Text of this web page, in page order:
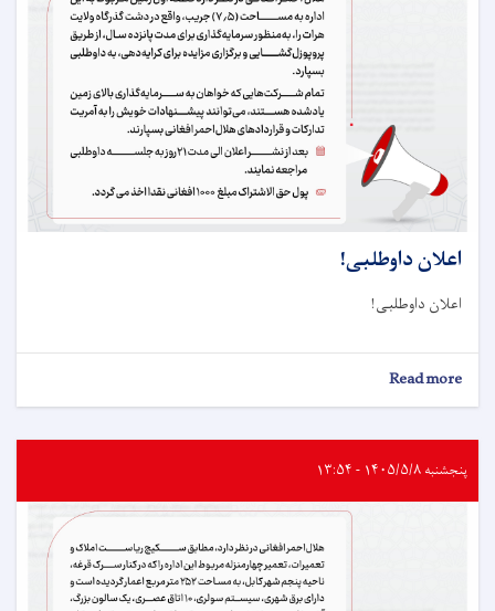
اعلان داوطلبی!
اعلان داوطلبی!
Read more
اعلان
پنجشنبه ۱۴۰۵/۵/۸ - ۱۳:۵۴